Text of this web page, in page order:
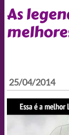
As
25/04/2014